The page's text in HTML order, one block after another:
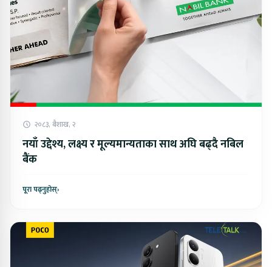
२०८३, बैशाख, २
नयाँ उद्देश्य, लक्ष्य र मूल्यमान्यताका साथ अघि बढ्दै नबिल
बैंक
पूरा पढ्नुहोस्›